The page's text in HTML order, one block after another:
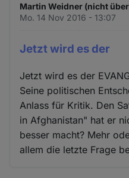
Martin Weidner (nicht
Mo. 14 Nov 2016 - 13:07
Jetzt wird es der
Jetzt wird es der
Seine politischen
Anlass für Kritik. Den
in Afghanistan" hat er
besser macht? Mehr
allem die letzte Frage